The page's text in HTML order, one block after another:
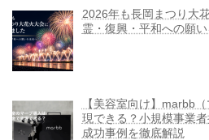
2026年も長岡まつり大
霊・復興・平和への願
【美容室向け】marbb
現できる？小規模事業
成功事例を徹底解説